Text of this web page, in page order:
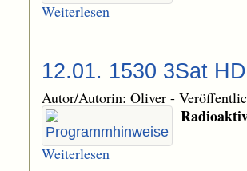
Weiterlesen
12.01. 1530 3Sat
Autor/Autorin: Oliver -
Weiterlesen